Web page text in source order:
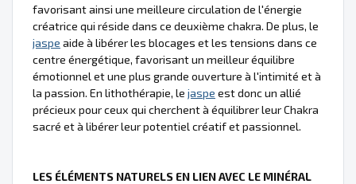
favorisant ainsi une meilleure circulation de l'énergie
créatrice qui réside dans ce deuxième chakra. De plus, le
jaspe aide à libérer les blocages et les tensions dans ce
centre énergétique, favorisant un meilleur équilibre
émotionnel et une plus grande ouverture à l'intimité et à
la passion. En lithothérapie, le jaspe est donc un allié
précieux pour ceux qui cherchent à équilibrer leur Chakra
sacré et à libérer leur potentiel créatif et passionnel.
LES ÉLÉMENTS NATURELS EN LIEN AVEC LE MINÉRAL